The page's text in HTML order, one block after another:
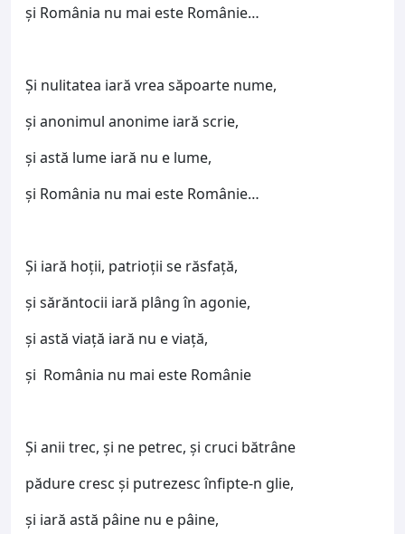
şi România nu mai este Românie…
Şi nulitatea iară vrea săpoarte nume,
şi anonimul anonime iară scrie,
şi astă lume iară nu e lume,
şi România nu mai este Românie…
Şi iară hoții, patrioții se răsfață,
şi sărăntocii iară plâng în agonie,
şi astă viață iară nu e viață,
şi România nu mai este Românie
Şi anii trec, și ne petrec, şi cruci bătrâne
pădure cresc şi putrezesc înfipte-n glie,
şi iară astă pâine nu e pâine,